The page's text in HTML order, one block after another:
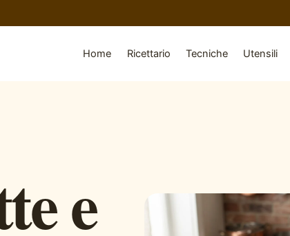
Home Ricettario Tecniche Utensili
e